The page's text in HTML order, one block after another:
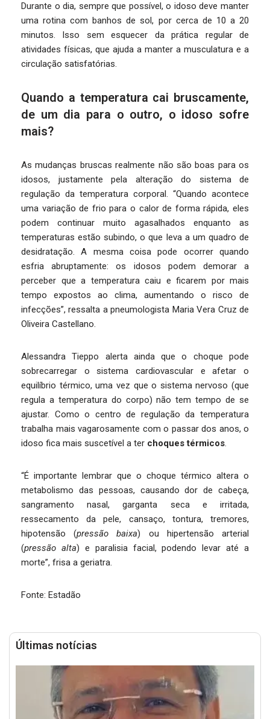
Durante o dia, sempre que possível, o idoso deve manter
uma rotina com banhos de sol, por cerca de 10 a 20
minutos. Isso sem esquecer da prática regular de
atividades físicas, que ajuda a manter a musculatura e a
circulação satisfatórias.
Quando a temperatura cai bruscamente,
de um dia para o outro, o idoso sofre
mais?
As mudanças bruscas realmente não são boas para os
idosos, justamente pela alteração do sistema de
regulação da temperatura corporal. “Quando acontece
uma variação de frio para o calor de forma rápida, eles
podem continuar muito agasalhados enquanto as
temperaturas estão subindo, o que leva a um quadro de
desidratação. A mesma coisa pode ocorrer quando
esfria abruptamente: os idosos podem demorar a
perceber que a temperatura caiu e ficarem por mais
tempo expostos ao clima, aumentando o risco de
infecções”, ressalta a pneumologista Maria Vera Cruz de
Oliveira Castellano.
Alessandra Tieppo alerta ainda que o choque pode
sobrecarregar o sistema cardiovascular e afetar o
equilíbrio térmico, uma vez que o sistema nervoso (que
regula a temperatura do corpo) não tem tempo de se
ajustar. Como o centro de regulação da temperatura
trabalha mais vagarosamente com o passar dos anos, o
idoso fica mais suscetível a ter choques térmicos.
“É importante lembrar que o choque térmico altera o
metabolismo das pessoas, causando dor de cabeça,
sangramento nasal, garganta seca e irritada,
ressecamento da pele, cansaço, tontura, tremores,
hipotensão (pressão baixa) ou hipertensão arterial
(pressão alta) e paralisia facial, podendo levar até a
morte”, frisa a geriatra.
Fonte: Estadão
Últimas notícias